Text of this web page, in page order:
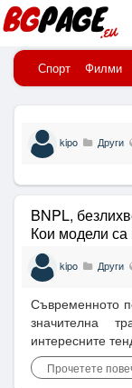
Начало Публикувани
Спорт Филми
kipo Други
BNPL,
Кои модели са
kipo Други
Съвременното
значителна
интересните
Прочетете